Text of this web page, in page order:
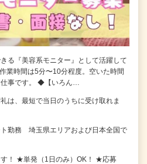
る『美容系モニター』として活躍して
業時間は5分〜10分程度。空いた時間
仕事です。 ◆【いろん…
、最短で当日のうちに受け取れま
勤務 埼玉県エリアおよび日本全国で
す！ ★単発（1日のみ）OK！ ★応募